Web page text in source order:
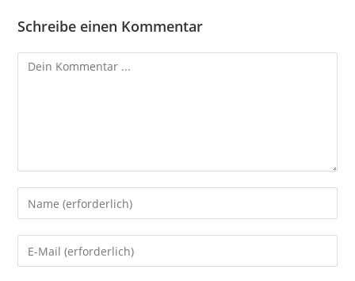
Schreibe einen Kommentar